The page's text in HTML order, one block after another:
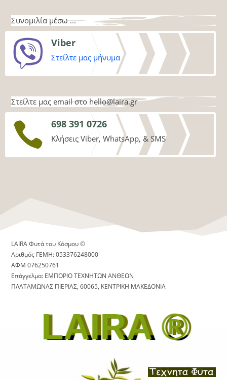
Συνομιλία μέσω ...
 Viber
Στείλτε μας μήνυμα
Στείλτε μας email στο hello@laira.gr
 698 391 0726
Κλήσεις Viber, WhatsApp, & SMS
LAIRA Φυτά του Κόσμου ©
Αριθμός ΓΕΜΗ: 053376248000
ΑΦΜ 076250761
Επάγγελμα: ΕΜΠΟΡΙΟ ΤΕΧΝΗΤΩΝ ΑΝΘΕΩΝ
ΠΛΑΤΑΜΩΝΑΣ ΠΙΕΡΙΑΣ, 60065, ΚΕΝΤΡΙΚΗ ΜΑΚΕΔΟΝΙΑ
LAIRA ®